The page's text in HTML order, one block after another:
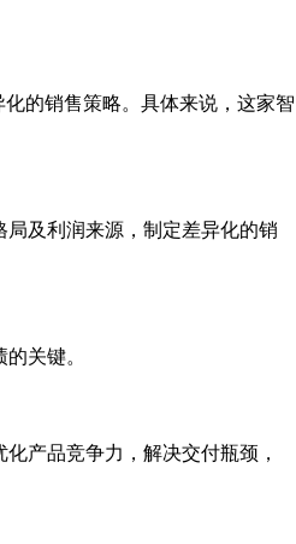
的销售策略。具体来说，这家智
及利润来源，制定差异化的销
关键。
产品竞争力，解决交付瓶颈，